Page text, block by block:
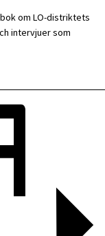
om LO-distriktets
intervjuer som